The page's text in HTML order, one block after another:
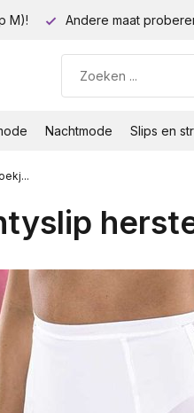
M)! Andere maat
Nachtmode Slips en